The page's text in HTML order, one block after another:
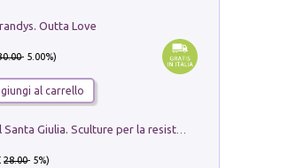
Outta Love
- 5.00%)
al carrello
28.00- 5%)